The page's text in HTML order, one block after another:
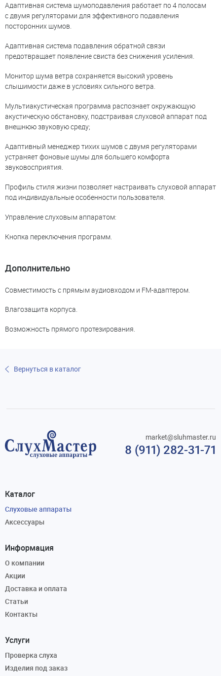
Адаптивная система шумоподавления работает по 4 полосам
с двумя регуляторами для эффективного подавления
посторонних шумов.
Адаптивная система подавления обратной связи
предотвращает появление свиста без снижения усиления.
Монитор шума ветра сохраняется высокий уровень
слышимости даже в условиях сильного ветра.
Мультиакустическая программа распознает окружающую
акустическую обстановку, подстраивая слуховой аппарат под
внешнюю звуковую среду;
Адаптивный менеджер тихих шумов с двумя регуляторами
устраняет фоновые шумы для большего комфорта
звуковосприятия.
Профиль стиля жизни позволяет настраивать слуховой аппарат
под индивидуальные особенности пользователя.
Управление слуховым аппаратом:
Кнопка переключения программ.
Дополнительно
Совместимость с прямым аудиовходом и FM-адаптером.
Влагозащита корпуса.
Возможность прямого протезирования.
Вернуться в каталог
8 (911) 282-31-71
market@sluhmaster.ru
Каталог
Слуховые аппараты
Аксессуары
Информация
О компании
Акции
Доставка и оплата
Статьи
Контакты
Услуги
Проверка слуха
Изделия под заказ